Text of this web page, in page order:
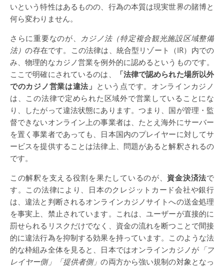
いという特性はあるものの、行為の本質は現実世界の賭博と
何ら変わりません。
さらに重要なのが、
カジノ法（特定複合観光施設区域整備
法）の存在です。この法律は、統合型リゾート（IR）内での
み、物理的なカジノ営業を例外的に認めるというものです。
ここで明確にされているのは、
「法律で認められた場所以外
でのカジノ営業は違法」 という点です。オンラインカジノ
は、この法律で定められた区域外で営業していることにな
り、したがって違法状態にあります。つまり、国が管理・監
督できないオンライン上の事業者は、たとえ海外にサーバー
を置く事業者であっても、日本国内のプレイヤーに対してサ
ービスを提供することは法律上、問題があると解釈されるの
です。
この解釈を支える役割を果たしているのが、 資金決済法で
す。この法律により、日本のクレジットカード会社や銀行
は、違法と判断されるオンラインカジノサイトへの送金処理
を事実上、禁止されています。これは、ユーザーが直接的に
罰せられるリスクだけでなく、資金の流れを断つことで間接
的に違法行為を抑制する効果を持っています。このような法
的な枠組み全体を見ると、日本ではオンラインカジノが「プ
レイヤー側」「提供者側」の両方から強い規制の対象となっ